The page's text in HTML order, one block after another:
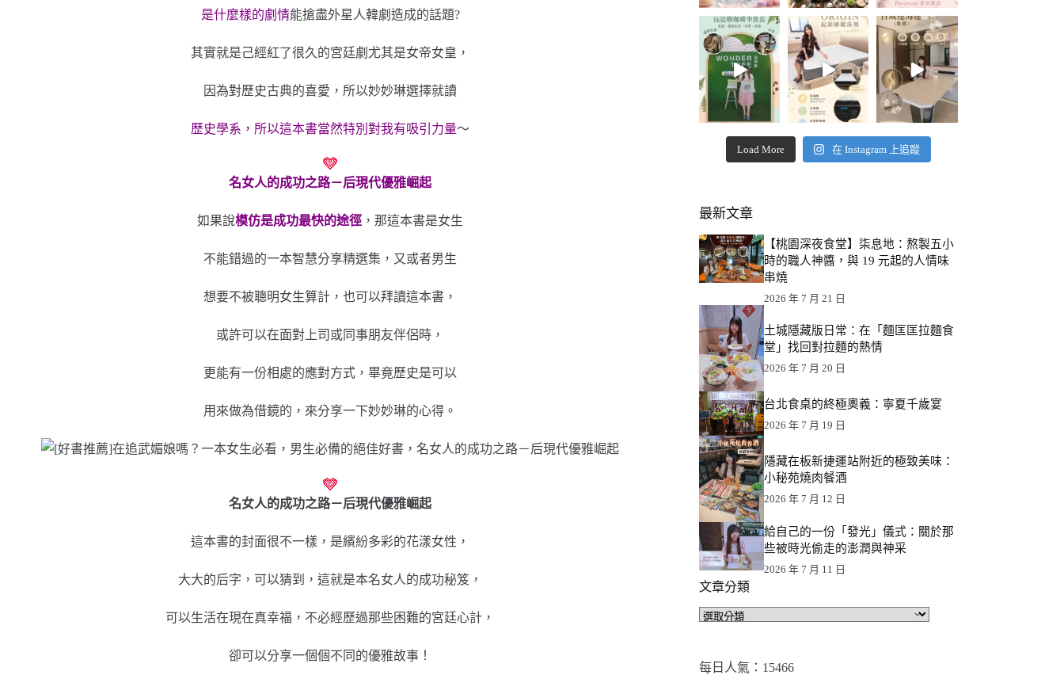
是什麼樣的劇情能搶盡外星人韓劇造成的話題?
其實就是己經紅了很久的宮廷劇尤其是女帝女皇，
因為對歷史古典的喜愛，所以妙妙琳選擇就讀
歷史學系，所以這本書當然特別對我有吸引力量～
名女人的成功之路－后現代優雅崛起
如果說模仿是成功最快的途徑 ，那這本書是女生
不能錯過的一本智慧分享精選集，又或者男生
想要不被聰明女生算計，也可以拜讀這本書，
或許可以在面對上司或同事朋友伴侶時，
更能有一份相處的應對方式，畢竟歷史是可以
用來做為借鏡的，來分享一下妙妙琳的心得。
名女人的成功之路－后現代優雅崛起
這本書的封面很不一樣，是繽紛多彩的花漾女性，
大大的后字，可以猜到，這就是本名女人的成功秘笈，
可以生活在現在真幸福，不必經歷過那些困難的宮廷心計，
卻可以分享一個個不同的優雅故事！
Load More 在 Instagram 上追蹤
最新文章
【桃園深夜食堂】柒息地：熬製五小
時的職人神醬，與 19 元起的人情味
串燒
2026 年 7 月 21 日
土城隱藏版日常：在「麵匡匡拉麵食
堂」找回對拉麵的熱情
2026 年 7 月 20 日
台北食桌的終極奧義：寧夏千歲宴
2026 年 7 月 19 日
隱藏在板新捷運站附近的極致美味：
小秘苑燒肉餐酒
2026 年 7 月 12 日
給自己的一份「發光」儀式：關於那
些被時光偷走的澎潤與神采
2026 年 7 月 11 日
文章分類
文
類
每日人氣：15466